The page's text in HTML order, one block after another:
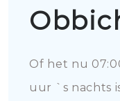
Of het nu
uur `s nachts